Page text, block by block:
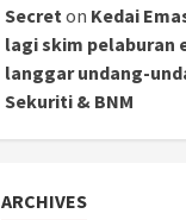
Secret on Kedai
lagi skim pelaburan
langgar undang-
Sekuriti & BNM
ARCHIVES